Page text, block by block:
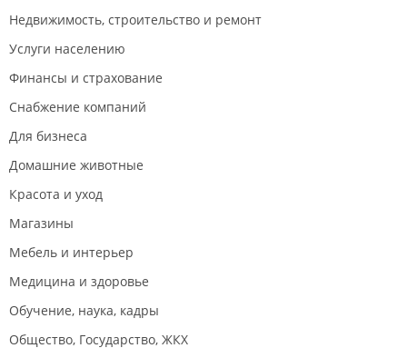
Недвижимость, строительство и ремонт
Услуги населению
Финансы и страхование
Снабжение компаний
Для бизнеса
Домашние животные
Красота и уход
Магазины
Мебель и интерьер
Медицина и здоровье
Обучение, наука, кадры
Общество, Государство, ЖКХ